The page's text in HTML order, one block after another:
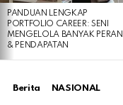
PANDUAN LENGKAP
PORTFOLIO CAREER: SENI
MENGELOLA BANYAK PERAN
& PENDAPATAN
Berita NASIONAL